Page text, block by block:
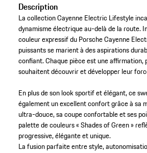
Description
La collection Cayenne Electric Lifestyle
dynamisme électrique au-delà de la route.
couleur expressif du Porsche Cayenne
puissants se marient à des aspirations
confiant. Chaque pièce est une affirmation,
souhaitent découvrir et développer leur
En plus de son look sportif et élégant, ce
également un excellent confort grâce à sa
ultra-douce, sa coupe confortable et ses
palette de couleurs « Shades of Green »
progressive, élégante et unique.
La fusion parfaite entre style,